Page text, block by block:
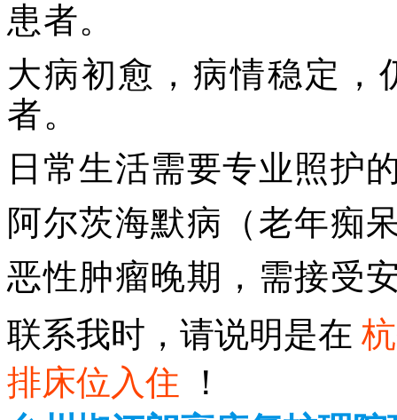
患者。
大病初愈，病情稳定，
者。
日常生活需要专业照护
阿尔茨海默病（老年痴
恶性肿瘤晚期，需接受
联系我时，请说明是在
排床位入住 ！